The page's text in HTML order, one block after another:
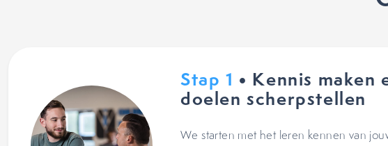
Stap 1 • Kennis maken
doelen scherpstellen
We starten met het leren kennen van